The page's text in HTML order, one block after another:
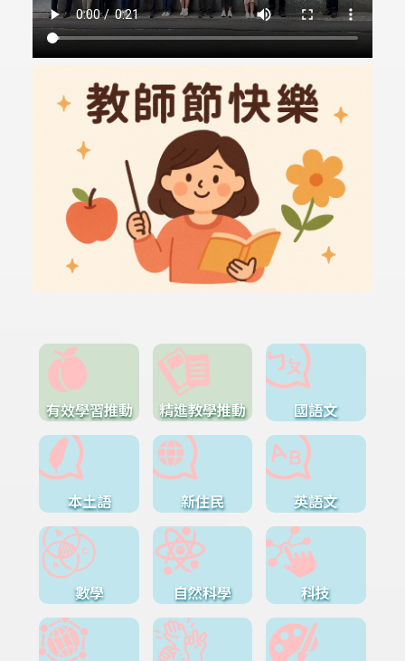
有效學習推動 精進教學推動 國語文
本土語 新住民 英語文
數學 自然科學 科技